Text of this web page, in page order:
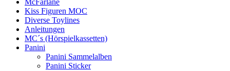
McFarlane
Kiss Figuren MOC
Diverse Toylines
Anleitungen
MC´s (Hörspielkassetten)
Panini
Panini Sammelalben
Panini Sticker